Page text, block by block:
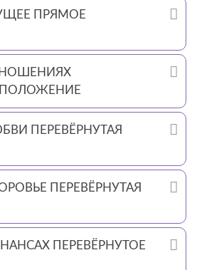
ПРЯМОЕ
ПОЛОЖЕНИЕ
ПЕРЕВЁРНУТАЯ
ПЕРЕВЁРНУТАЯ
ПЕРЕВЁРНУТОЕ